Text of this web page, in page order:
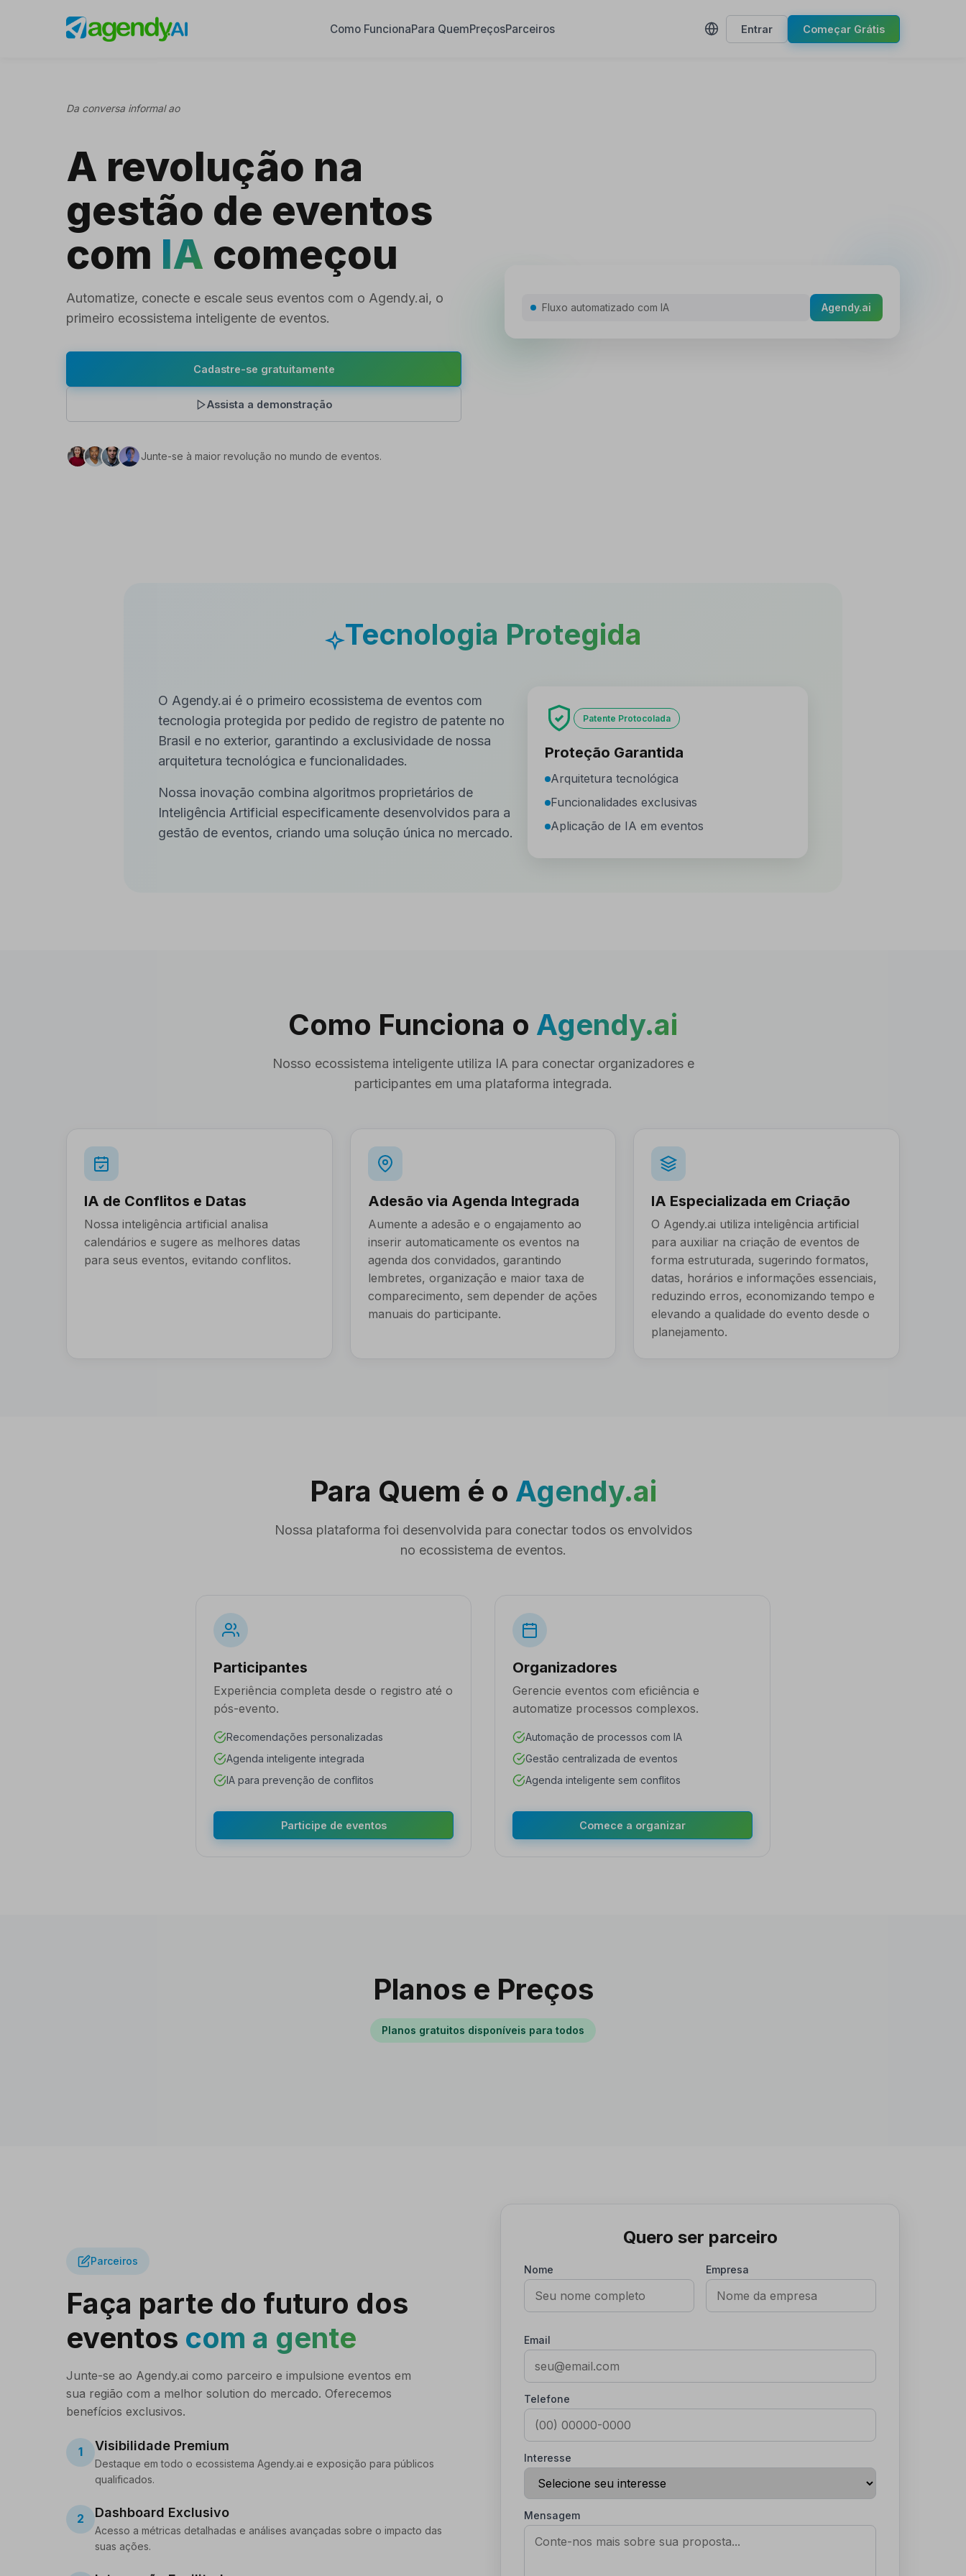
Como FuncionaPara QuemPreçosParceiros Entrar Começar Grátis
Da conversa informal ao evento global
A revolução na
gestão de eventos
com IA começou
Automatize, conecte e escale seus eventos com o Agendy.ai, o
primeiro ecossistema inteligente de eventos.
Cadastre-se gratuitamente
Assista a demonstração
Junte-se à maior revolução no mundo de eventos.
Fluxo automatizado com IA Agendy.ai
Tecnologia Protegida
O Agendy.ai é o primeiro ecossistema de eventos com
tecnologia protegida por pedido de registro de patente no
Brasil e no exterior, garantindo a exclusividade de nossa
arquitetura tecnológica e funcionalidades.
Nossa inovação combina algoritmos proprietários de
Inteligência Artificial especificamente desenvolvidos para a
gestão de eventos, criando uma solução única no mercado.
Patente Protocolada
Proteção Garantida
Arquitetura tecnológica
Funcionalidades exclusivas
Aplicação de IA em eventos
Como Funciona o Agendy.ai
Nosso ecossistema inteligente utiliza IA para conectar organizadores e
participantes em uma plataforma integrada.
IA de Conflitos e Datas
Nossa inteligência artificial analisa
calendários e sugere as melhores datas
para seus eventos, evitando conflitos.
Adesão via Agenda Integrada
Aumente a adesão e o engajamento ao
inserir automaticamente os eventos na
agenda dos convidados, garantindo
lembretes, organização e maior taxa de
comparecimento, sem depender de ações
manuais do participante.
IA Especializada em Criação
O Agendy.ai utiliza inteligência artificial
para auxiliar na criação de eventos de
forma estruturada, sugerindo formatos,
datas, horários e informações essenciais,
reduzindo erros, economizando tempo e
elevando a qualidade do evento desde o
planejamento.
Para Quem é o Agendy.ai
Nossa plataforma foi desenvolvida para conectar todos os envolvidos
no ecossistema de eventos.
Participantes
Experiência completa desde o registro até o
pós-evento.
Recomendações personalizadas
Agenda inteligente integrada
IA para prevenção de conflitos
Participe de eventos
Organizadores
Gerencie eventos com eficiência e
automatize processos complexos.
Automação de processos com IA
Gestão centralizada de eventos
Agenda inteligente sem conflitos
Comece a organizar
Planos e Preços
Planos gratuitos disponíveis para todos
Parceiros
Faça parte do futuro dos
eventos com a gente
Junte-se ao Agendy.ai como parceiro e impulsione eventos em
sua região com a melhor solution do mercado. Oferecemos
benefícios exclusivos.
1 Visibilidade Premium
Destaque em todo o ecossistema Agendy.ai e exposição para públicos
qualificados.
2 Dashboard Exclusivo
Acesso a métricas detalhadas e análises avançadas sobre o impacto das
suas ações.
Quero ser parceiro
Nome Empresa
Email
Telefone
Interesse
Mensagem